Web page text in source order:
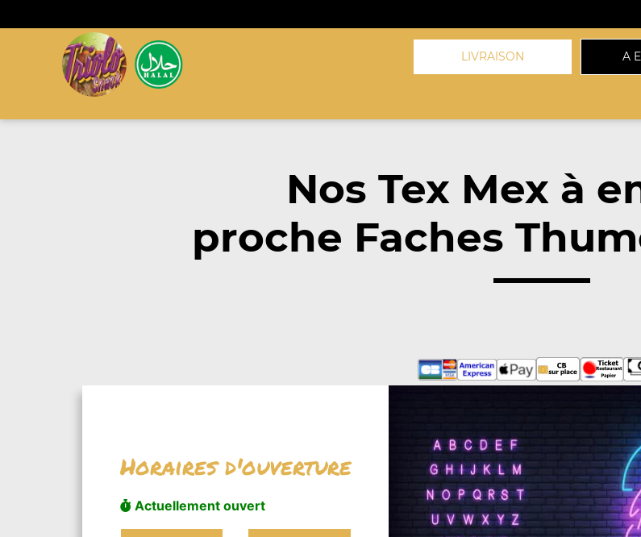
LIVRAISON A
Nos Tex Mex à
proche Faches
Horaires d'ouverture
Actuellement ouvert